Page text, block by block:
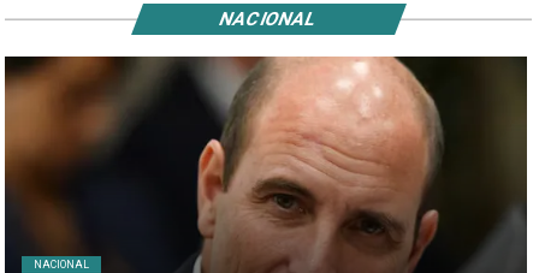
NACIONAL
NACIONAL